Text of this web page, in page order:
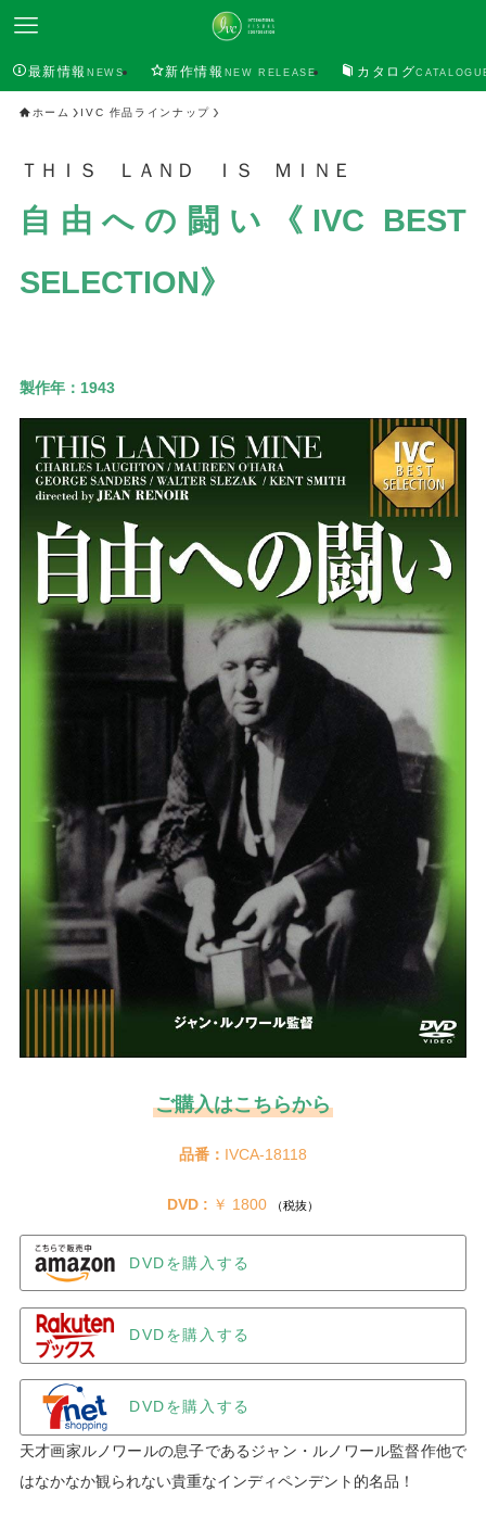
最新情報NEWS 新作情報 NEW RELEASE カタログ
ホーム IVC 作品ラインナップ
ＴＨＩＳ ＬＡＮＤ ＩＳ ＭＩＮＥ
自由への闘い《IVC BEST
SELECTION》
製作年： 1943
ご購入はこちらから
品番： IVCA-18118
DVD : ￥ 1800 （税抜）
DVDを購入する
DVDを購入する
DVDを購入する
天才画家ルノワールの息子であるジャン・ルノワール監督作他で
はなかなか観られない貴重なインディペンデント的名品！